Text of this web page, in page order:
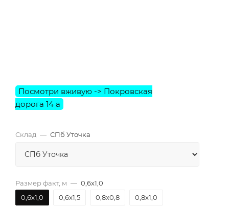
Склад — СПб Уточка
Размер факт, м — 0,6х1,0
0,6х1,0
0,6х1,5 0,8х0,8 0,8х1,0